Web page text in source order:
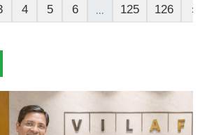
đầu năm 2026 cho thấy sự
trong quản trị, chuyển đổi số,
hiện đại, bền vững.
4 5 6 ... 125 126 ›